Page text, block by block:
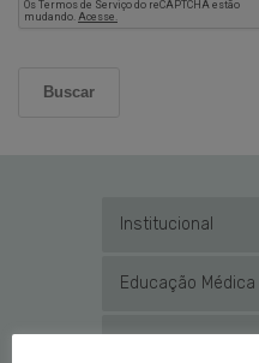
Buscar
Institucional
Educação Médica